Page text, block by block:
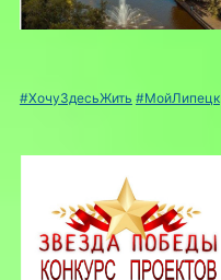
#ХочуЗдесьЖить #МойЛипецк